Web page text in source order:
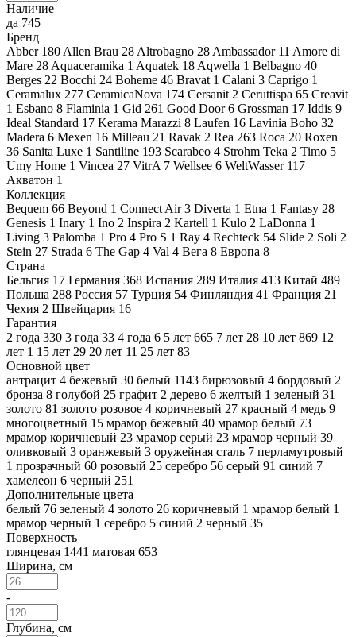
Наличие
да 745
Бренд
Abber 180 Allen Brau 28 Altrobagno 28 Ambassador 11 Amore di
Mare 28 Aquaceramika 1 Aquatek 18 Aqwella 1 Belbagno 40
Berges 22 Bocchi 24 Boheme 46 Bravat 1 Calani 3 Caprigo 1
Ceramalux 277 CeramicaNova 174 Cersanit 2 Ceruttispa 65 Creavit
1 Esbano 8 Flaminia 1 Gid 261 Good Door6 Grossman 17 Iddis 9
Ideal Standard 17 Kerama Marazzi 8 Laufen 16 Lavinia Boho 32
Madera 6 Mexen 16 Milleau 21 Ravak 2 Rea 263 Roca 20 Roxen
36 Sanita Luxe 1 Santiline 193 Scarabeo 4 Strohm Teka 2 Timo 5
Umy Home 1 Vincea 27 VitrA 7 Wellsee 6 WeltWasser 117
Акватон 1
Коллекция
Bequem 66 Beyond 1 Connect Air3 Diverta 1 Etna 1 Fantasy 28
Genesis 1 Inary 1 Ino 2 Inspira 2 Kartell 1 Kulo 2 LaDonna 1
Living 3 Palomba 1 Pro 4 Pro S 1 Ray 4 Rechteck 54 Slide 2 Soli 2
Stein 27 Strada 6 The Gap 4 Val 4 Вега 8 Европа 8
Страна
Бельгия 17 Германия 368 Испания 289 Италия 413 Китай 489
Польша 288 Россия 57 Турция 54 Финляндия 41 Франция 21
Чехия 2 Швейцария 16
Гарантия
2 года 330 3 года 33 4 года 6 5 лет 665 7 лет 28 10 лет 869 12
лет 1 15 лет 29 20 лет 11 25 лет 83
Основной цвет
антрацит 4 бежевый 30 белый 1143 бирюзовый 4 бордовый 2
бронза 8 голубой 25 графит 2 дерево 6 желтый 1 зеленый 31
золото 81 золото розовое 4 коричневый 27 красный 4 медь 9
многоцветный 15 мрамор бежевый 40 мрамор белый 73
мрамор коричневый 23 мрамор серый 23 мрамор черный 39
оливковый 3 оранжевый 3 оружейная сталь 7 перламутровый
1 прозрачный 60 розовый 25 серебро 56 серый 91 синий 7
хамелеон 6 черный 251
Дополнительные цвета
белый 76 зеленый 4 золото 26 коричневый 1 мрамор белый 1
мрамор черный 1 серебро 5 синий 2 черный 35
Поверхность
глянцевая 1441 матовая 653
Ширина, см
-
Глубина, см